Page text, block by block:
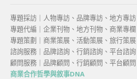
專題採訪｜人物專訪、品牌專訪、地方專
專題代編｜企業刊物、地方刊物、商業專
專題策劃｜商業策展、活動策展、旅行策
諮詢服務｜品牌諮詢、行銷諮詢、平台諮
顧問服務｜品牌顧問、行銷顧問、平台顧
商業合作哲學與敘事DNA